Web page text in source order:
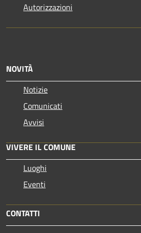
Autorizzazioni
NOVITÀ
Notizie
Comunicati
Avvisi
VIVERE IL COMUNE
Luoghi
Eventi
CONTATTI